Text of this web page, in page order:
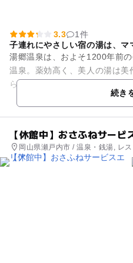
3.3
1件
子連れにやさしい宿の湯は、マ
湯郷温泉は、およそ1200年前
温泉。薬効高く、美人の湯は
られてきました。「ゆのごう
実したお風呂が自慢。広...続き
【休館中】おさふねサービ
岡山県瀬戸内市 / 温泉・銭湯, レ